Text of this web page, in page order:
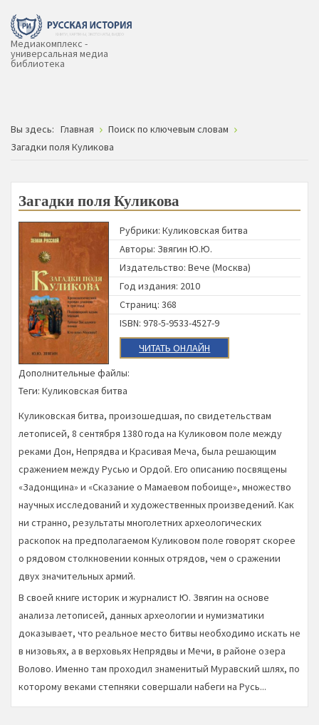
Медиакомплекс -
универсальная медиа
библиотека
Вы здесь: Главная
Поиск по ключевым словам
Загадки поля Куликова
Загадки поля Куликова
Рубрики:Куликовская битва
Авторы: Звягин Ю.Ю.
Издательство:Вече (Москва)
Год издания: 2010
Страниц: 368
ISBN: 978-5-9533-4527-9
ЧИТАТЬ ОНЛАЙН
Дополнительные файлы:
Теги: Куликовская битва
Куликовская битва, произошедшая, по свидетельствам
летописей, 8 сентября 1380 года на Куликовом поле между
реками Дон, Непрядва и Красивая Меча, была решающим
сражением между Русью и Ордой. Его описанию посвящены
«Задонщина» и «Сказание о Мамаевом побоище», множество
научных исследований и художественных произведений. Как
ни странно, результаты многолетних археологических
раскопок на предполагаемом Куликовом поле говорят скорее
о рядовом столкновении конных отрядов, чем о сражении
двух значительных армий.
В своей книге историк и журналист Ю. Звягин на основе
анализа летописей, данных археологии и нумизматики
доказывает, что реальное место битвы необходимо искать не
в низовьях, а в верховьях Непрядвы и Мечи, в районе озера
Волово. Именно там проходил знаменитый Муравский шлях, по
которому веками степняки совершали набеги на Русь...